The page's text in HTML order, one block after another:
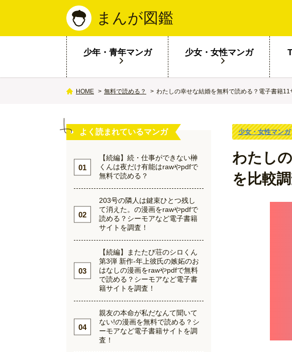
まんが図鑑
少年・青年マンガ 少女・女性マンガ
HOME 無料で読める？ わたしの幸せな結婚を無料で読める？電子書籍11
少女・女性マンガ
わたし
を比較調
よく読まれているマンガ
【続編】続・仕事ができない榊
くんは夜だけ有能はrawやpdfで
無料で読める？
203号の隣人は鍵束ひとつ残し
て消えた。の漫画をrawやpdfで
読める？シーモアなど電子書籍
サイトを調査！
【続編】またたび荘のシロくん
第3弾 新作-年上彼氏の嫉妬のお
はなしの漫画をrawやpdfで無料
で読める？シーモアなど電子書
籍サイトを調査！
親友の本命が私だなんて聞いて
ない!の漫画を無料で読める？シ
ーモアなど電子書籍サイトを調
査！